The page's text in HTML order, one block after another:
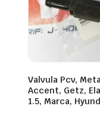
Valvula Pcv,
Accent, Getz,
1.5, Marca,